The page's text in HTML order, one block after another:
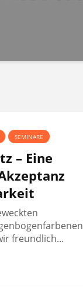
SEMINARE
– Eine
freundlich...